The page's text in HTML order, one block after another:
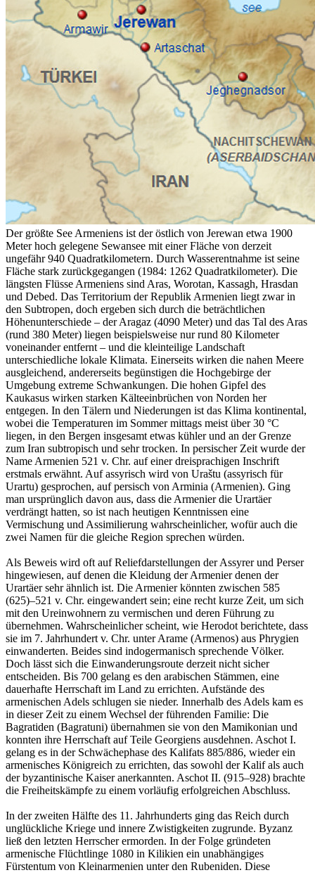
Der größte See Armeniens ist der östlich von Jerewan etwa 1900
Meter hoch gelegene Sewansee mit einer Fläche von derzeit
ungefähr 940 Quadratkilometern. Durch Wasserentnahme ist seine
Fläche stark zurückgegangen (1984: 1262 Quadratkilometer). Die
längsten Flüsse Armeniens sind Aras, Worotan, Kassagh, Hrasdan
und Debed. Das Territorium der Republik Armenien liegt zwar in
den Subtropen, doch ergeben sich durch die beträchtlichen
Höhenunterschiede – der Aragaz (4090 Meter) und das Tal des Aras
(rund 380 Meter) liegen beispielsweise nur rund 80 Kilometer
voneinander entfernt – und die kleinteilige Landschaft
unterschiedliche lokale Klimata. Einerseits wirken die nahen Meere
ausgleichend, andererseits begünstigen die Hochgebirge der
Umgebung extreme Schwankungen. Die hohen Gipfel des
Kaukasus wirken starken Kälteeinbrüchen von Norden her
entgegen. In den Tälern und Niederungen ist das Klima kontinental,
wobei die Temperaturen im Sommer mittags meist über 30 °C
liegen, in den Bergen insgesamt etwas kühler und an der Grenze
zum Iran subtropisch und sehr trocken. In persischer Zeit wurde der
Name Armenien 521 v. Chr. auf einer dreisprachigen Inschrift
erstmals erwähnt. Auf assyrisch wird von Uraštu (assyrisch für
Urartu) gesprochen, auf persisch von Arminia (Armenien). Ging
man ursprünglich davon aus, dass die Armenier die Urartäer
verdrängt hatten, so ist nach heutigen Kenntnissen eine
Vermischung und Assimilierung wahrscheinlicher, wofür auch die
zwei Namen für die gleiche Region sprechen würden.
Als Beweis wird oft auf Reliefdarstellungen der Assyrer und Perser
hingewiesen, auf denen die Kleidung der Armenier denen der
Urartäer sehr ähnlich ist. Die Armenier könnten zwischen 585
(625)–521 v. Chr. eingewandert sein; eine recht kurze Zeit, um sich
mit den Ureinwohnern zu vermischen und deren Führung zu
übernehmen. Wahrscheinlicher scheint, wie Herodot berichtete, dass
sie im 7. Jahrhundert v. Chr. unter Arame (Armenos) aus Phrygien
einwanderten. Beides sind indogermanisch sprechende Völker.
Doch lässt sich die Einwanderungsroute derzeit nicht sicher
entscheiden. Bis 700 gelang es den arabischen Stämmen, eine
dauerhafte Herrschaft im Land zu errichten. Aufstände des
armenischen Adels schlugen sie nieder. Innerhalb des Adels kam es
in dieser Zeit zu einem Wechsel der führenden Familie: Die
Bagratiden (Bagratuni) übernahmen sie von den Mamikonian und
konnten ihre Herrschaft auf Teile Georgiens ausdehnen. Aschot I.
gelang es in der Schwächephase des Kalifats 885/886, wieder ein
armenisches Königreich zu errichten, das sowohl der Kalif als auch
der byzantinische Kaiser anerkannten. Aschot II. (915–928) brachte
die Freiheitskämpfe zu einem vorläufig erfolgreichen Abschluss.
In der zweiten Hälfte des 11. Jahrhunderts ging das Reich durch
unglückliche Kriege und innere Zwistigkeiten zugrunde. Byzanz
ließ den letzten Herrscher ermorden. In der Folge gründeten
armenische Flüchtlinge 1080 in Kilikien ein unabhängiges
Fürstentum von Kleinarmenien unter den Rubeniden. Diese